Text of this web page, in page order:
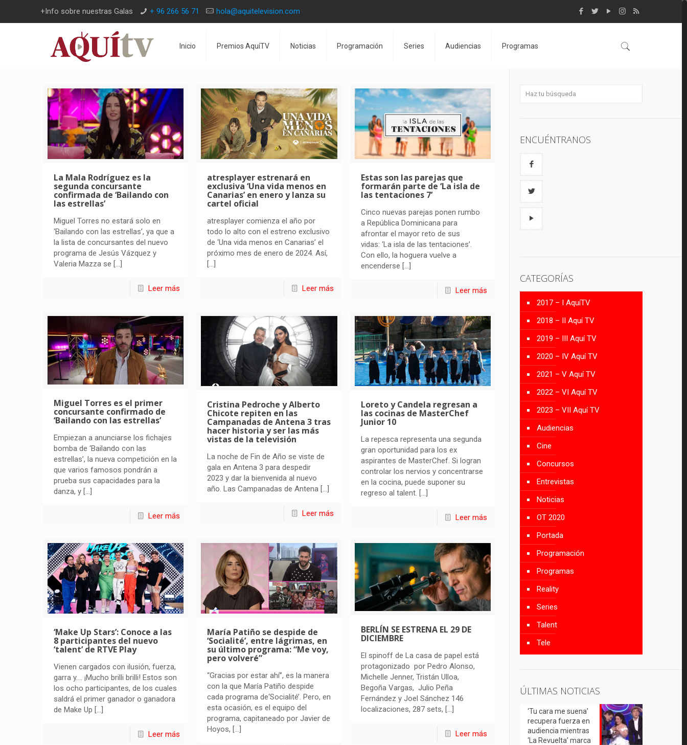
+Info sobre nuestras Galas + 96 266 56 71 hola@aquitelevision.com
Inicio Premios AquíTV Noticias Programación Series Audiencias Programas
La Mala Rodríguez es la
segunda concursante
confirmada de ‘Bailando con
las estrellas’
Miguel Torres no estará solo en
‘Bailando con las estrellas’, ya que a
la lista de concursantes del nuevo
programa de Jesús Vázquez y
Valeria Mazza se […]
Leer más
atresplayer estrenará en
exclusiva ‘Una vida menos en
Canarias’ en enero y lanza su
cartel oficial
atresplayer comienza el año por
todo lo alto con el estreno exclusivo
de ‘Una vida menos en Canarias’ el
próximo mes de enero de 2024. Así,
[…]
Leer más
Estas son las parejas que
formarán parte de ‘La isla de
las tentaciones 7’
Cinco nuevas parejas ponen rumbo
a República Dominicana para
afrontar el mayor reto de sus
vidas: ‘La isla de las tentaciones’.
Con ello, la hoguera vuelve a
encenderse […]
Leer más
Miguel Torres es el primer
concursante confirmado de
‘Bailando con las estrellas’
Empiezan a anunciarse los fichajes
bomba de ‘Bailando con las
estrellas’, la nueva competición en la
que varios famosos pondrán a
prueba sus capacidades para la
danza, y […]
Leer más
Cristina Pedroche y Alberto
Chicote repiten en las
Campanadas de Antena 3 tras
hacer historia y ser las más
vistas de la televisión
La noche de Fin de Año se viste de
gala en Antena 3 para despedir
2023 y dar la bienvenida al nuevo
año. Las Campanadas de Antena […]
Leer más
Loreto y Candela regresan a
las cocinas de MasterChef
Junior 10
La repesca representa una segunda
gran oportunidad para los ex
aspirantes de MasterChef. Si logran
controlar los nervios y concentrarse
en la cocina, puede suponer su
regreso al talent. […]
Leer más
‘Make Up Stars’: Conoce a las
8 participantes del nuevo
‘talent’ de RTVE Play
Vienen cargados con ilusión, fuerza,
garra y…. ¡Mucho brilli brilli! Estos son
los ocho participantes, de los cuales
saldrá el primer ganador o ganadora
de Make Up […]
Leer más
María Patiño se despide de
‘Socialité’, entre lágrimas, en
su último programa: “Me voy,
pero volveré”
“Gracias por estar ahí”, es la manera
con la que María Patiño despide
cada programa de‘Socialité’. Pero, en
esta ocasión, es el equipo del
programa, capitaneado por Javier de
Hoyos, […]
BERLÍN SE ESTRENA EL 29 DE
DICIEMBRE
El spinoff de La casa de papel está
protagonizado por Pedro Alonso,
Michelle Jenner, Tristán Ulloa,
Begoña Vargas, Julio Peña
Fernández y Joel Sánchez 146
localizaciones, 287 sets, […]
Leer más
ENCUÉNTRANOS
CATEGORÍAS
2017 – I AquíTV
2018 – II Aquí TV
2019 – III Aquí TV
2020 – IV Aquí TV
2021 – V Aquí TV
2022 – VI Aquí TV
2023 – VII Aquí TV
Audiencias
Cine
Concursos
Entrevistas
Noticias
OT 2020
Portada
Programación
Programas
Reality
Series
Talent
Tele
ÚLTIMAS NOTICIAS
‘Tu cara me suena’
recupera fuerza en
audiencia mientras
‘La Revuelta’ marca